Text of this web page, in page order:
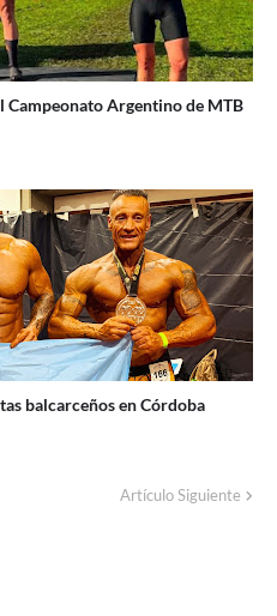
Campeonato Argentino de MTB
balcarceños en Córdoba
Artículo Siguiente